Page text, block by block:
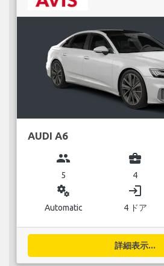
AUDI A6
group
5
business_center
4
miscellaneous_services
Automatic
login
4 ドア
詳細表示...